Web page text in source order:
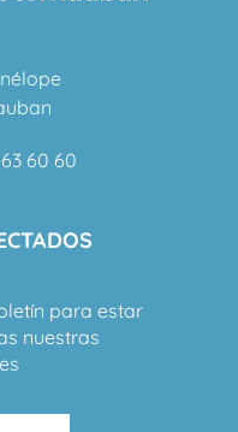
60 60
para estar
nuestras